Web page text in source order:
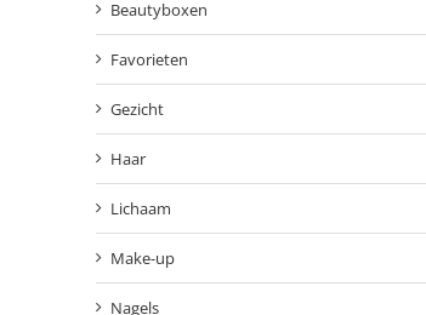
Beautyboxen
Favorieten
Gezicht
Haar
Lichaam
Make-up
Nagels